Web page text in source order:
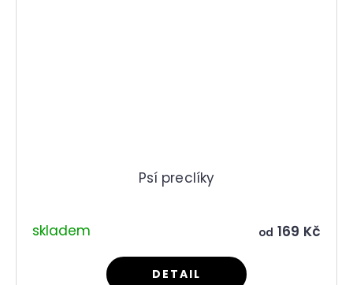
Psí preclíky
skladem od 169 Kč
DETAIL